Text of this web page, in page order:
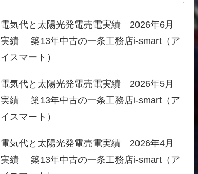
電気代と太陽光発電売電実績 2026年6月
実績 築13年中古の一条工務店i-smart（ア
イスマート）
電気代と太陽光発電売電実績 2026年5月
実績 築13年中古の一条工務店i-smart（ア
イスマート）
電気代と太陽光発電売電実績 2026年4月
実績 築13年中古の一条工務店i-smart（ア